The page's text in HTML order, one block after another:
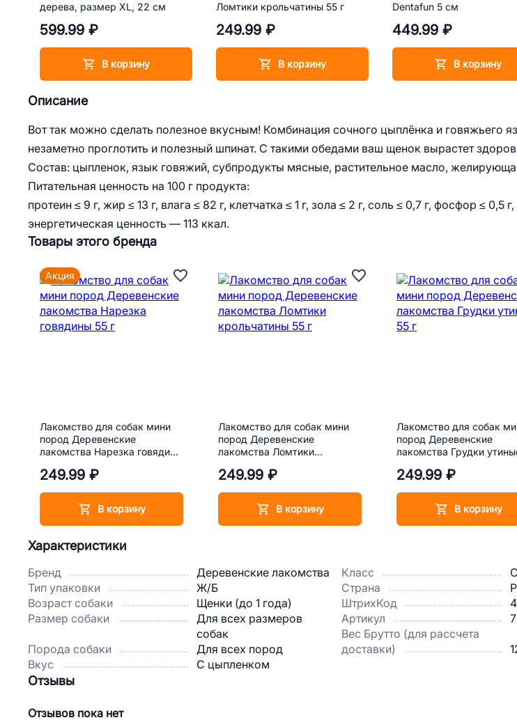
Описание
Вот так можно сделать полезное вкусным! Комбинация сочного цыплёнка и говяжьего
незаметно проглотить и полезный шпинат. С такими обедами ваш щенок вырастет
Состав: цыпленок, язык говяжий, субпродукты мясные, растительное масло,
Питательная ценность на 100 г продукта:
протеин ≤ 9 г, жир ≤ 13 г, влага ≤ 82 г, клетчатка ≤ 1 г, зола ≤ 2 г, соль ≤ 0,7 г, фосфор ≤ 0,5
энергетическая ценность — 113 ккал.
дерева, размер XL, 22 см
599.99 ₽
В корзину
Ломтики крольчатины 55 г
249.99 ₽
В корзину
Dentafun 5 см
449.99 ₽
В корзину
Товары этого бренда
Лакомство для собак мини
пород Деревенские
лакомства Нарезка говядины
249.99 ₽
В корзину
Акция
Лакомство для собак мини
пород Деревенские
лакомства Ломтики
249.99 ₽
В корзину
Лакомство для собак
пород Деревенские
лакомства Грудки
249.99 ₽
В корзину
Характеристики
Бренд
Деревенские лакомства
Тип упаковки
Ж/Б
Возраст собаки
Щенки (до 1 года)
Размер собаки
Для всех размеров
собак
Порода собаки
Для всех пород
Вкус
С цыпленком
Класс
Страна
ШтрихКод
Артикул
Вес Брутто (для рассчета
доставки)
Отзывы
Отзывов пока нет